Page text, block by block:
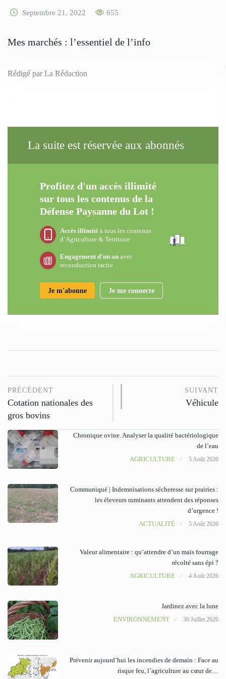
Septembre 21, 2022 655
Mes marchés : l’essentiel de l’info
Rédigé par La Rédaction
La suite est réservée aux abonnés
Profitez d'un accès illimité
sur tous les contenus de la
Défense Paysanne du Lot !
Accès illimité à tous les contenus
d’Agriculture & Territoire
Engagement d'un an avec
reconduction tacite
Je m'abonne Je me connecte
PRÉCÉDENT
Cotation nationales des
gros bovins
SUIVANT
Véhicule
Chronique ovine. Analyser la qualité bactériologique
de l’eau
AGRICULTURE
5 Août 2026
Communiqué | Indemnisations sécheresse sur prairies :
les éleveurs ruminants attendent des réponses
d’urgence !
ACTUALITÉ
5 Août 2026
Valeur alimentaire : qu’attendre d’un maïs fourrage
récolté sans épi ?
AGRICULTURE
4 Août 2026
Jardinez avec la lune
ENVIRONNEMENT
30 Juillet 2026
Prévenir aujourd’hui les incendies de demain : Face au
risque feu, l’agriculture au cœur de…